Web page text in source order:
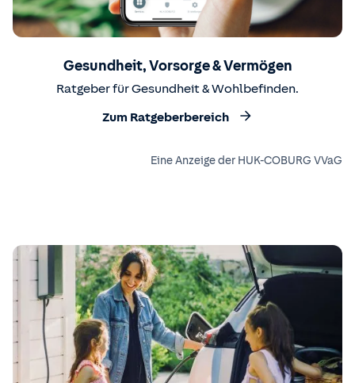
Gesundheit, Vorsorge & Vermögen
Ratgeber für Gesundheit & Wohlbefinden.
Zum Ratgeberbereich
Eine Anzeige der HUK-COBURG VVaG